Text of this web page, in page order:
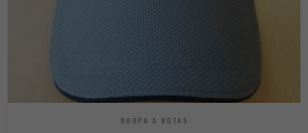
ROUPA & BOTAS